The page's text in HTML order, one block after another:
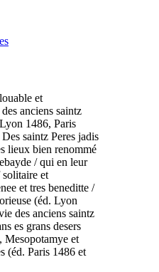
et
anciens saintz
1486, Paris
saintz Peres jadis
lieux bien renommé
/ qui en leur
solitaire et
et tres beneditte /
(éd. Lyon
des anciens saintz
es grans desers
Mesopotamye et
(éd. Paris 1486 et